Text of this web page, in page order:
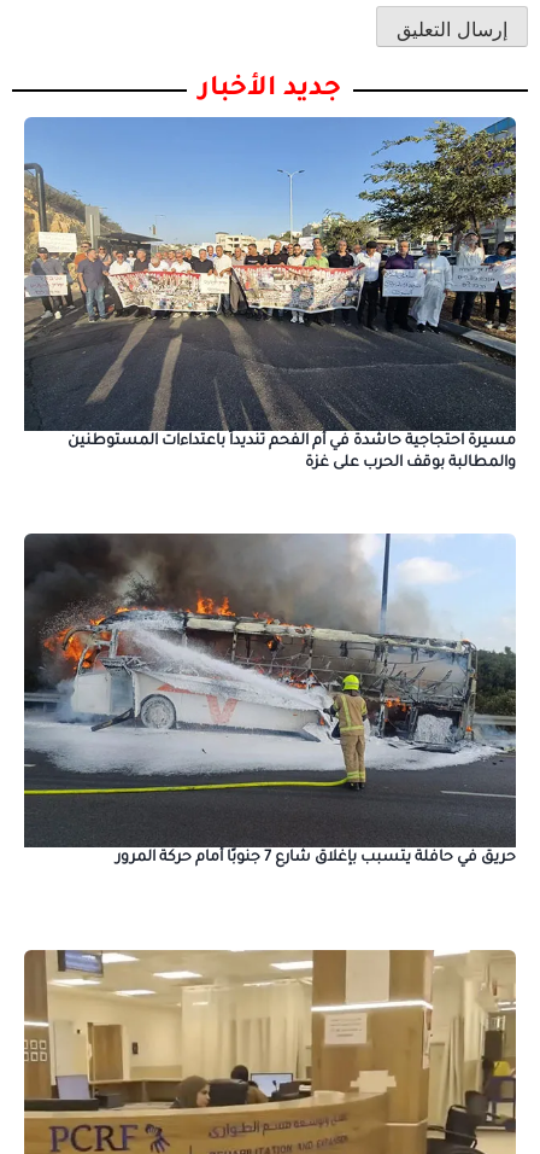
جديد الأخبار
مسيرة احتجاجية حاشدة في أم الفحم تنديداً باعتداءات المستوطنين
والمطالبة بوقف الحرب على غزة
حريق في حافلة يتسبب بإغلاق شارع 7 جنوبًا أمام حركة المرور